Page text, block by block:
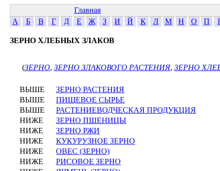
Главная
А
Б В Г Д Е Ж З И Й К Л М Н О П
ЗЕРНО ХЛЕБНЫХ ЗЛАКОВ
(ЗЕРНО, ЗЕРНО ЗЛАКОВОГО РАСТЕНИЯ, ЗЕРНО
ВЫШЕ
ЗЕРНО РАСТЕНИЯ
ВЫШЕ
ПИЩЕВОЕ СЫРЬЕ
ВЫШЕ
РАСТЕНИЕВОДЧЕСКАЯ ПРОДУКЦИЯ
НИЖЕ
ЗЕРНО ПШЕНИЦЫ
НИЖЕ
ЗЕРНО РЖИ
НИЖЕ
КУКУРУЗНОЕ ЗЕРНО
НИЖЕ
ОВЕС (ЗЕРНО)
НИЖЕ
РИСОВОЕ ЗЕРНО